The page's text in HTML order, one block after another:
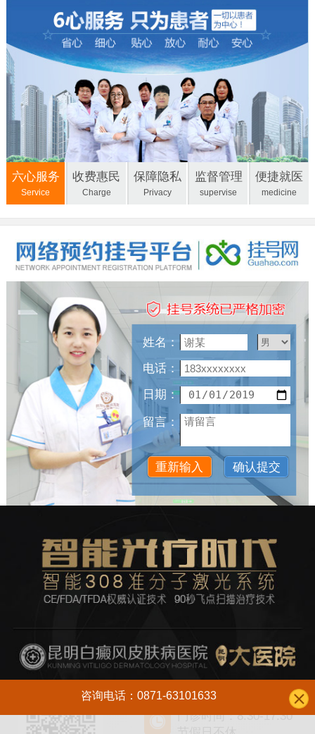
六心服务
Service
收费惠民
Charge
保障隐私
Privacy
监督管理
supervise
便捷就医
medicine
姓名：
电话：
日期：
留言：
门诊时间：8:30-17:30
咨询电话：0871-63101633